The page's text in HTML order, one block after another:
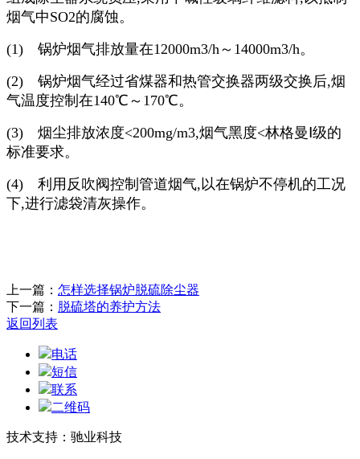
烟气中SO2的腐蚀。
(1) 锅炉烟气排放量在12000m3/h～14000m3/h。
(2) 锅炉烟气经过省煤器和热管交换器两级交换后,烟
气温度控制在140℃～170℃。
(3) 烟尘排放浓度<200mg/m3,烟气黑度<林格曼Ⅰ级的
标准要求。
(4) 利用反吹阀控制管道烟气,以在锅炉不停机的工况
下,进行滤袋清灰操作。
上一篇： 怎样选择锅炉脱硫除尘器
下一篇： 脱硫塔的养护方法
返回列表
电话
短信
联系
二维码
技术支持：驰业科技